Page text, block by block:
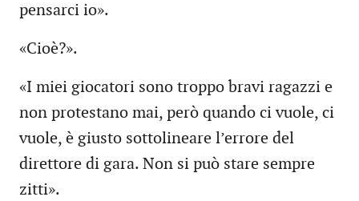
pensarci io».
«Cioè?».
«I miei giocatori sono troppo bravi ragazzi e
non protestano mai, però quando ci vuole, ci
vuole, è giusto sottolineare l’errore del
direttore di gara. Non si può stare sempre
zitti».